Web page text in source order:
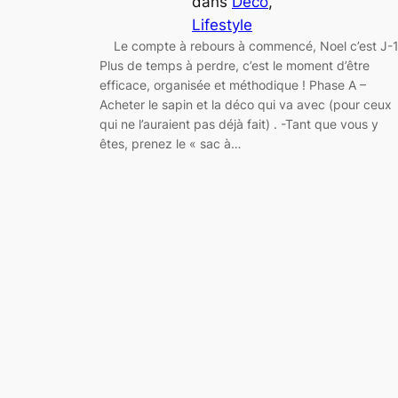
Lifestyle
Le compte à rebours à commencé, Noel c’est J-
Plus de temps à perdre, c’est le moment d’être
efficace, organisée et méthodique ! Phase A –
Acheter le sapin et la déco qui va avec (pour ceux
qui ne l’auraient pas déjà fait) . -Tant que vous y
êtes, prenez le « sac à…